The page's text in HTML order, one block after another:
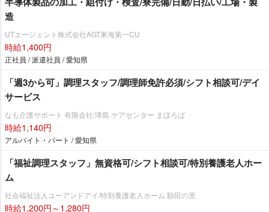
造
UTエージェント株式会社AGT東海第一CU
時給1,400円
正社員 / 派遣社員 / 愛知県
「週3から可」調理スタッフ/調理師免許必須/シフト相談可/デイ
サービス
なも介護サポート 有限会社/津島 ケアセンター まほろば
時給1,140円
アルバイト・パート / 愛知県
「福祉調理スタッフ」無資格可/シフト相談可/特別養護老人ホー
ム
社会福祉法人ユーアンドアイ/特別養護老人ホーム 額田の里
時給1,200円～1,280円